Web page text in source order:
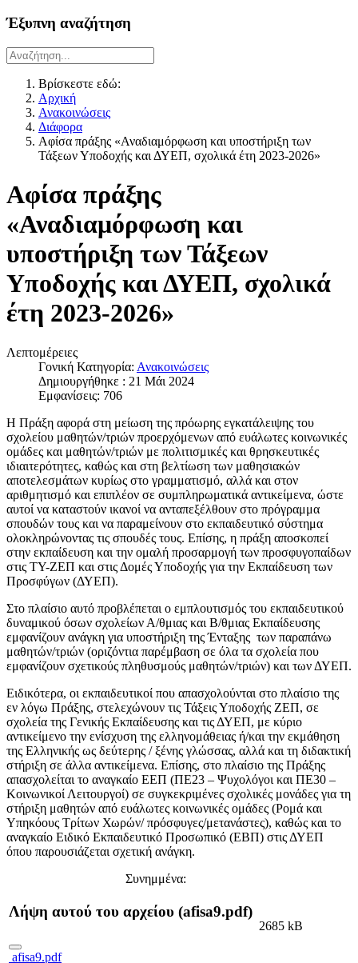
Έξυπνη αναζήτηση
Βρίσκεστε εδώ:
Αρχική
Ανακοινώσεις
Διάφορα
Αφίσα πράξης «Αναδιαμόρφωση και υποστήριξη των
Τάξεων Υποδοχής και ΔΥΕΠ, σχολικά έτη 2023-2026»
Αφίσα πράξης
«Αναδιαμόρφωση και
υποστήριξη των Τάξεων
Υποδοχής και ΔΥΕΠ, σχολικά
έτη 2023-2026»
Λεπτομέρειες
Γονική Κατηγορία: Ανακοινώσεις
Δημιουργήθηκε : 21 Μάι 2024
Εμφανίσεις: 706
Η Πράξη αφορά στη μείωση της πρόωρης εγκατάλειψης του
σχολείου μαθητών/τριών προερχόμενων από ευάλωτες κοινωνικές
ομάδες και μαθητών/τριών με πολιτισμικές και θρησκευτικές
ιδιαιτερότητες, καθώς και στη βελτίωση των μαθησιακών
αποτελεσμάτων κυρίως στο γραμματισμό, αλλά και στον
αριθμητισμό και επιπλέον σε συμπληρωματικά αντικείμενα, ώστε
αυτοί να καταστούν ικανοί να ανταπεξέλθουν στο πρόγραμμα
σπουδών τους και να παραμείνουν στο εκπαιδευτικό σύστημα
ολοκληρώνοντας τις σπουδές τους. Επίσης, η πράξη αποσκοπεί
στην εκπαίδευση και την ομαλή προσαρμογή των προσφυγοπαίδων
στις ΤΥ-ΖΕΠ και στις Δομές Υποδοχής για την Εκπαίδευση των
Προσφύγων (ΔΥΕΠ).
Στο πλαίσιο αυτό προβλέπεται ο εμπλουτισμός του εκπαιδευτικού
δυναμικού όσων σχολείων Α/θμιας και Β/θμιας Εκπαίδευσης
εμφανίζουν ανάγκη για υποστήριξη της Ένταξης των παραπάνω
μαθητών/τριών (οριζόντια παρέμβαση σε όλα τα σχολεία που
εμφανίζουν σχετικούς πληθυσμούς μαθητών/τριών) και των ΔΥΕΠ.
Ειδικότερα, οι εκπαιδευτικοί που απασχολούνται στο πλαίσιο της
εν λόγω Πράξης, στελεχώνουν τις Τάξεις Υποδοχής ΖΕΠ, σε
σχολεία της Γενικής Εκπαίδευσης και τις ΔΥΕΠ, με κύριο
αντικείμενο την ενίσχυση της ελληνομάθειας ή/και την εκμάθηση
της Ελληνικής ως δεύτερης / ξένης γλώσσας, αλλά και τη διδακτική
στήριξη σε άλλα αντικείμενα. Επίσης, στο πλαίσιο της Πράξης
απασχολείται το αναγκαίο ΕΕΠ (ΠΕ23 – Ψυχολόγοι και ΠΕ30 –
Κοινωνικοί Λειτουργοί) σε συγκεκριμένες σχολικές μονάδες για τη
στήριξη μαθητών από ευάλωτες κοινωνικές ομάδες (Ρομά και
Υπηκόους Τρίτων Χωρών/ πρόσφυγες/μετανάστες), καθώς και το
αναγκαίο Ειδικό Εκπαιδευτικό Προσωπικό (ΕΒΠ) στις ΔΥΕΠ
όπου παρουσιάζεται σχετική ανάγκη.
Συνημμένα:
Λήψη αυτού του αρχείου (afisa9.pdf)
afisa9.pdf
2685 kB